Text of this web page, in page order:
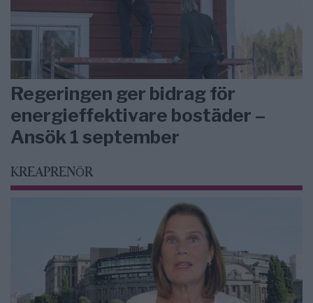
Regeringen ger bidrag för
energieffektivare bostäder –
Ansök 1 september
KREAPRENÖR